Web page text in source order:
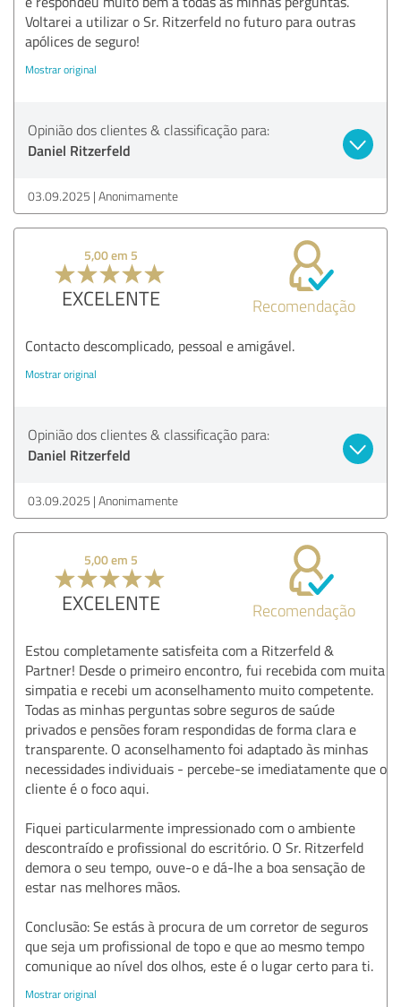
Voltarei a utilizar o Sr. Ritzerfeld no futuro para outras
apólices de seguro!
Mostrar original
Opinião dos clientes & classificação para:
Daniel Ritzerfeld
03.09.2025 Anonimamente
5,00 em 5
EXCELENTE Recomendação
Contacto descomplicado, pessoal e amigável.
Mostrar original
Opinião dos clientes & classificação para:
Daniel Ritzerfeld
03.09.2025 Anonimamente
5,00 em 5
EXCELENTE Recomendação
Estou completamente satisfeita com a Ritzerfeld &
Partner! Desde o primeiro encontro, fui recebida com muita
simpatia e recebi um aconselhamento muito competente.
Todas as minhas perguntas sobre seguros de saúde
privados e pensões foram respondidas de forma clara e
transparente. O aconselhamento foi adaptado às minhas
necessidades individuais - percebe-se imediatamente que o
cliente é o foco aqui.
Fiquei particularmente impressionado com o ambiente
descontraído e profissional do escritório. O Sr. Ritzerfeld
demora o seu tempo, ouve-o e dá-lhe a boa sensação de
estar nas melhores mãos.
Conclusão: Se estás à procura de um corretor de seguros
que seja um profissional de topo e que ao mesmo tempo
comunique ao nível dos olhos, este é o lugar certo para ti.
Mostrar original